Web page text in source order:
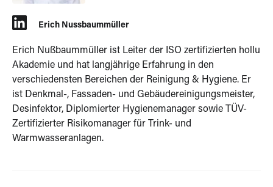
Erich Nussbaummüller
Erich Nußbaummüller ist Leiter der ISO zertifizierten hollu
Akademie und hat langjährige Erfahrung in den
verschiedensten Bereichen der Reinigung & Hygiene. Er
ist Denkmal-, Fassaden- und Gebäudereinigungsmeister,
Desinfektor, Diplomierter Hygienemanager sowie TÜV-
Zertifizierter Risikomanager für Trink- und
Warmwasseranlagen.